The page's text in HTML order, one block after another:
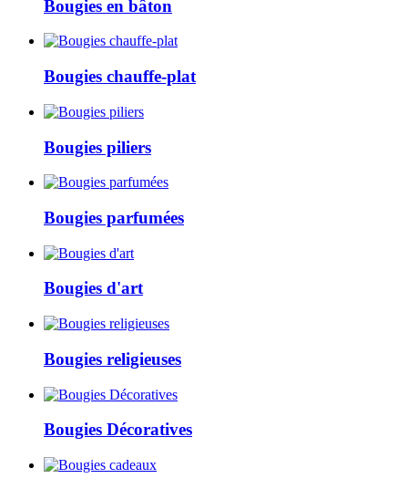
Bougies en bâton
Bougies chauffe-plat
Bougies piliers
Bougies parfumées
Bougies d'art
Bougies religieuses
Bougies Décoratives